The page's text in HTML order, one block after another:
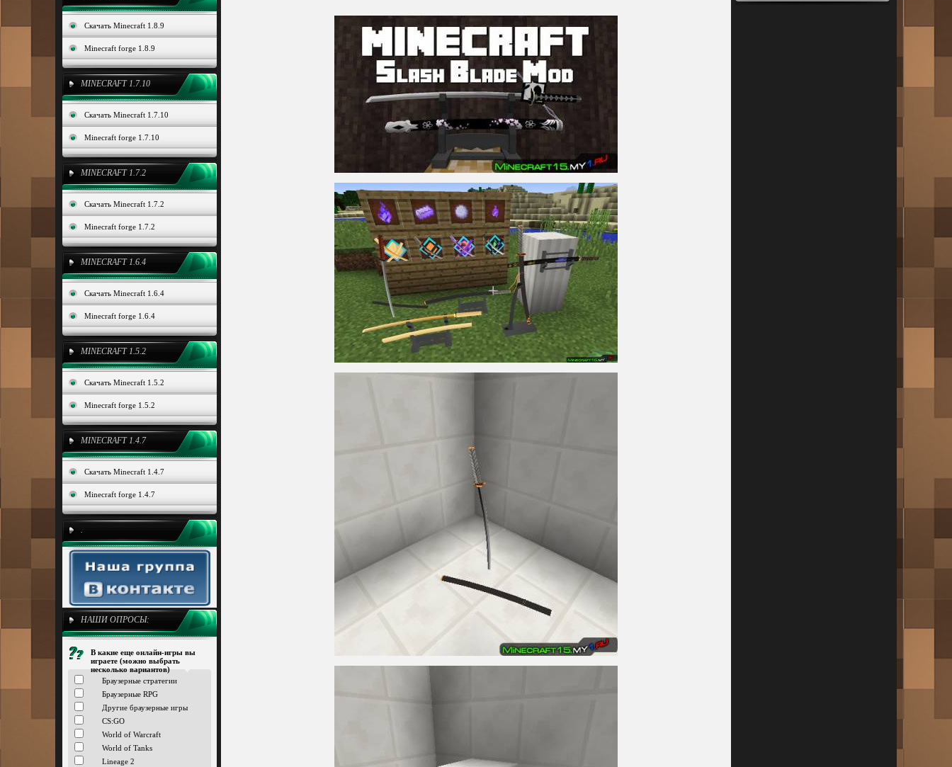
Скачать Minecraft 1.8.9
Minecraft forge 1.8.9
MINECRAFT 1.7.10
Скачать Minecraft 1.7.10
Minecraft forge 1.7.10
MINECRAFT 1.7.2
Скачать Minecraft 1.7.2
Minecraft forge 1.7.2
MINECRAFT 1.6.4
Скачать Minecraft 1.6.4
Minecraft forge 1.6.4
MINECRAFT 1.5.2
Скачать Minecraft 1.5.2
Minecraft forge 1.5.2
MINECRAFT 1.4.7
Скачать Minecraft 1.4.7
Minecraft forge 1.4.7
.
НАШИ ОПРОСЫ:
В какие еще онлайн-игры вы
играете (можно выбрать
несколько вариантов)
Браузерные стратегии
Браузерные RPG
Другие браузерные игры
CS:GO
World of Warcraft
World of Tanks
Lineage 2